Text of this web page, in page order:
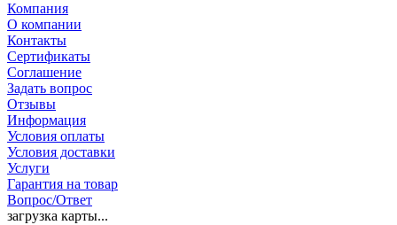
Компания
О компании
Контакты
Сертификаты
Соглашение
Задать вопрос
Отзывы
Информация
Условия оплаты
Условия доставки
Услуги
Гарантия на товар
Вопрос/Ответ
загрузка карты...